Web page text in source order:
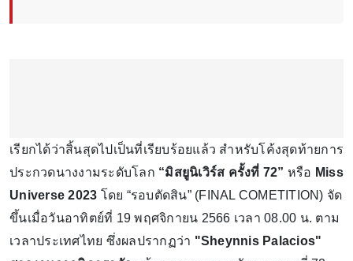
เรียกได้ว่าสิ้นสุดไปเป็นที่เรียบร้อยแล้ว สำหรับโค้งสุดท้ายการ
ประกวดนางงามระดับโลก “มิสยูนิเวิร์ส ครั้งที่ 72” หรือ Miss
Universe 2023 โดย “รอบตัดสิน” (FINAL COMETITION) จัด
ขึ้นเมื่อวันอาทิตย์ที่ 19 พฤศจิกายน 2566 เวลา 08.00 น. ตาม
เวลาประเทศไทย ซึ่งผลปรากฏว่า "Sheynnis Palacios"